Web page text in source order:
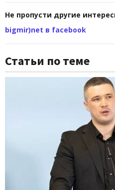
Не пропусти другие
bigmir)net в facebook
Статьи по теме